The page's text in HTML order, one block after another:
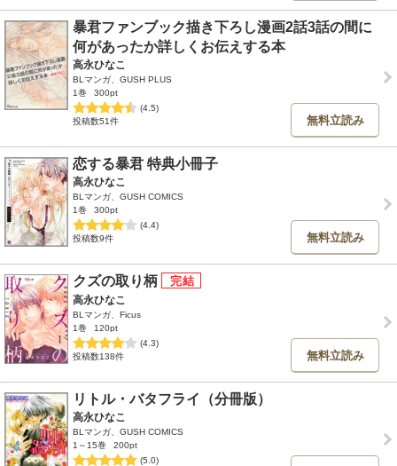
暴君ファンブック描き下ろし漫画2話3話の間に
何があったか詳しくお伝えする本
高永ひなこ
BLマンガ、GUSH PLUS
1巻
300pt
(4.5)
投稿数51件
無料立読み
恋する暴君 特典小冊子
高永ひなこ
BLマンガ、GUSH COMICS
1巻
300pt
(4.4)
投稿数9件
無料立読み
クズの取り柄
高永ひなこ
BLマンガ、Ficus
1巻
120pt
(4.3)
投稿数138件
無料立読み
リトル・バタフライ（分冊版）
高永ひなこ
BLマンガ、GUSH COMICS
1～15巻
200pt
(5.0)